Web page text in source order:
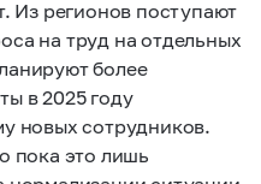
Из регионов поступают
на труд на отдельных
более
в 2025 году
новых сотрудников.
пока это лишь